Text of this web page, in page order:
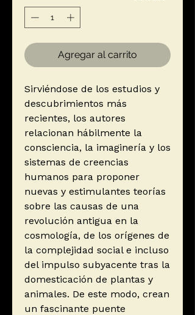
Agregar al carrito
Sirviéndose de los estudios y
descubrimientos más
recientes, los autores
relacionan hábilmente la
consciencia, la imaginería y los
sistemas de creencias
humanos para proponer
nuevas y estimulantes teorías
sobre las causas de una
revolución antigua en la
cosmología, de los orígenes de
la complejidad social e incluso
del impulso subyacente tras la
domesticación de plantas y
animales. De este modo, crean
un fascinante puente